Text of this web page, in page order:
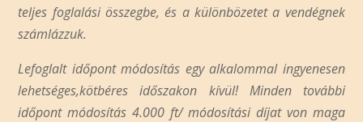
teljes foglalási összegbe, és a különbözetet a vendégnek
számlázzuk.
Lefoglalt időpont módosítás egy alkalommal ingyenesen
lehetséges,kötbéres időszakon kívül! Minden további
időpont módosítás 4.000 ft/ módosítási díjat von maga